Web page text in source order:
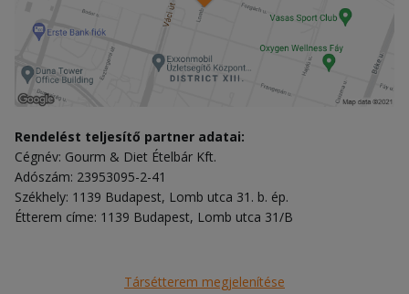
Rendelést teljesítő partner adatai:
Cégnév: Gourm & Diet Ételbár Kft.
Adószám: 23953095-2-41
Székhely: 1139 Budapest, Lomb utca 31. b. ép.
Étterem címe: 1139 Budapest, Lomb utca 31/B
Társétterem megjelenítése